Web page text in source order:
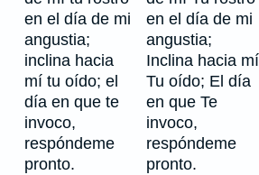
en el día de mi
angustia;
inclina hacia
mí tu oído; el
día en que te
invoco,
respóndeme
pronto.
en el día de mi
angustia;
Inclina hacia mí
Tu oído; El día
en que Te
invoco,
respóndeme
pronto.